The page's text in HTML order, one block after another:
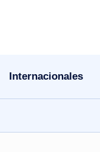
Internacionales